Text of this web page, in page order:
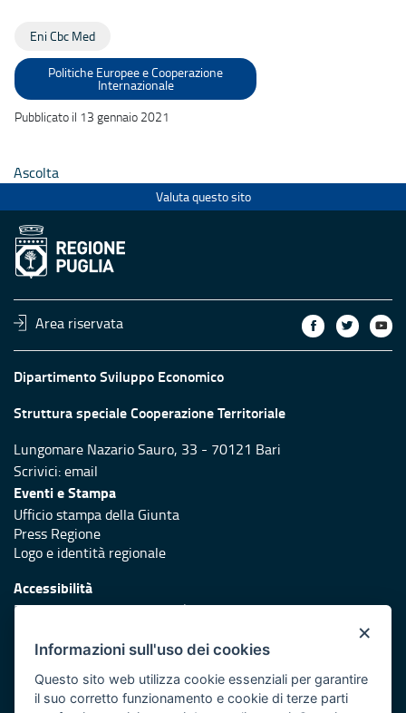
Eni Cbc Med
Politiche Europee e Cooperazione
Internazionale
Pubblicato il 13 gennaio 2021
Ascolta
Valuta questo sito
Area riservata
Dipartimento Sviluppo Economico
Struttura speciale Cooperazione Territoriale
Lungomare Nazario Sauro, 33 - 70121 Bari
Scrivici:email
Eventi e Stampa
Ufficio stampa della Giunta
Press Regione
Logo e identità regionale
Accessibilità
Dichiarazione di accessibilità
Redazione
Protezione civile
×
Informazioni sull'uso dei cookies
Questo sito web utilizza cookie essenziali per garantire
il suo corretto funzionamento e cookie di terze parti